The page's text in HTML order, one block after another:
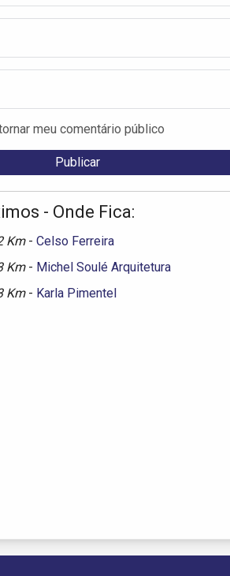
meu comentário público
- Onde Fica:
Km - Celso Ferreira
Km - Michel Soulé Arquitetura
Km - Karla Pimentel